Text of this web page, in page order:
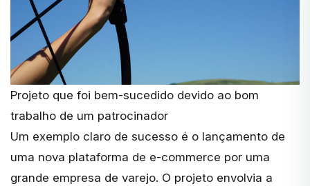
Projeto que foi bem-sucedido devido ao bom
trabalho de um patrocinador
Um exemplo claro de sucesso é o lançamento de
uma nova plataforma de e-commerce por uma
grande empresa de varejo. O projeto envolvia a